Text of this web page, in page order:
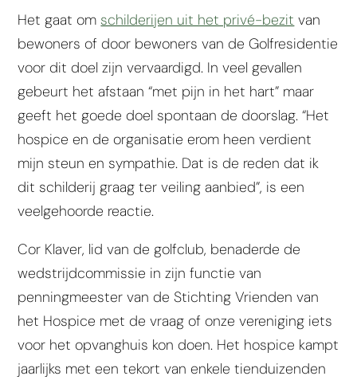
Het gaat om schilderijen uit het privé-bezit van
bewoners of door bewoners van de Golfresidentie
voor dit doel zijn vervaardigd. In veel gevallen
gebeurt het afstaan “met pijn in het hart” maar
geeft het goede doel spontaan de doorslag. “Het
hospice en de organisatie erom heen verdient
mijn steun en sympathie. Dat is de reden dat ik
dit schilderij graag ter veiling aanbied”, is een
veelgehoorde reactie.
Cor Klaver, lid van de golfclub, benaderde de
wedstrijdcommissie in zijn functie van
penningmeester van de Stichting Vrienden van
het Hospice met de vraag of onze vereniging iets
voor het opvanghuis kon doen. Het hospice kampt
jaarlijks met een tekort van enkele tienduizenden